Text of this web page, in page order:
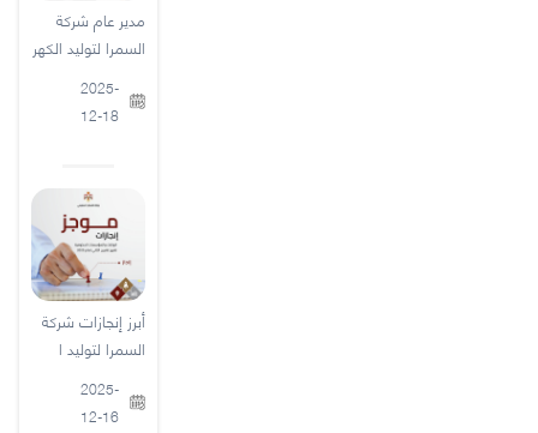
مدير عام شركة
السمرا لتوليد الكهر
2025-
12-18
أبرز إنجازات شركة
السمرا لتوليد ا
2025-
12-16